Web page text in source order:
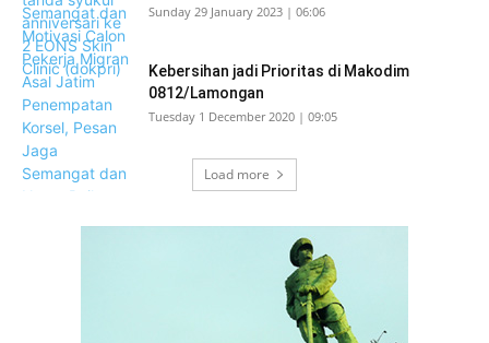
Sunday 29 January 2023 | 06:06
Kebersihan jadi Prioritas di Makodim
0812/Lamongan
Tuesday 1 December 2020 | 09:05
Load more